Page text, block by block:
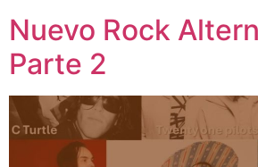
Nuevo Rock
Parte 2